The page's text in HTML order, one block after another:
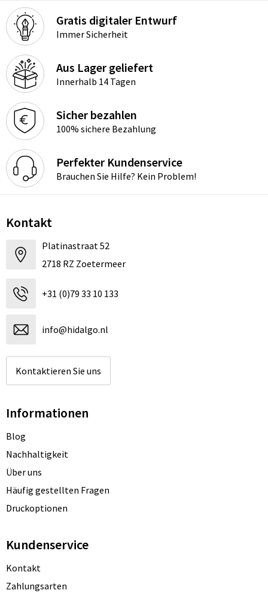
Gratis digitaler Entwurf
Immer Sicherheit
Aus Lager geliefert
Innerhalb 14 Tagen
Sicher bezahlen
100% sichere Bezahlung
Perfekter Kundenservice
Brauchen Sie Hilfe? Kein Problem!
Kontakt
Platinastraat 52
2718 RZ Zoetermeer
+31 (0)79 33 10 133
info@hidalgo.nl
Kontaktieren Sie uns
Informationen
Blog
Nachhaltigkeit
Über uns
Häufig gestellten Fragen
Druckoptionen
Kundenservice
Kontakt
Zahlungsarten